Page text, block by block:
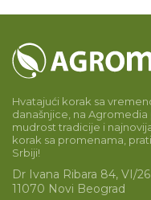
Hvatajući korak sa
današnjice, na Agromedia
mudrost tradicije i
korak sa promenama,
Srbiji!
Dr Ivana Ribara 84, VI/26
11070 Novi Beograd